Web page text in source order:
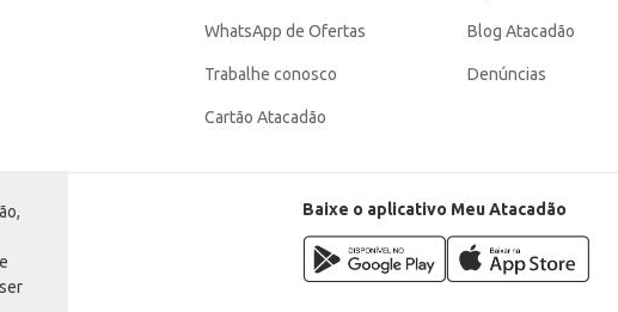
WhatsApp de Ofertas
Trabalhe conosco
Cartão Atacadão
Blog Atacadão
Denúncias
Baixe o aplicativo Meu Atacadão